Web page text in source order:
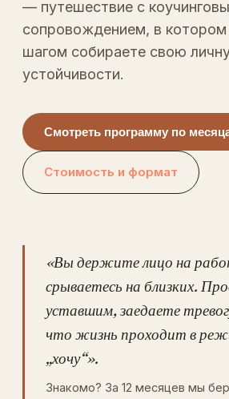
— путешествие с
сопровождением, в котором
шагом собираете свою
устойчивости.
Смотреть программу по
Стоимость и формат
«Вы держите лицо на
срываетесь на близких.
уставшим, заедаете
что жизнь проходит в
„хочу“».
Знакомо? За 12 месяцев мы